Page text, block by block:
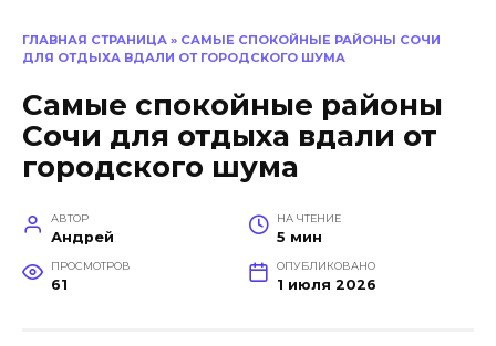
ГЛАВНАЯ СТРАНИЦА » САМЫЕ СПОКОЙНЫЕ РАЙОНЫ СОЧИ
ДЛЯ ОТДЫХА ВДАЛИ ОТ ГОРОДСКОГО ШУМА
Самые спокойные районы
Сочи для отдыха вдали от
городского шума
АВТОР
Андрей
НА ЧТЕНИЕ
5 мин
ПРОСМОТРОВ
61
ОПУБЛИКОВАНО
1 июля 2026